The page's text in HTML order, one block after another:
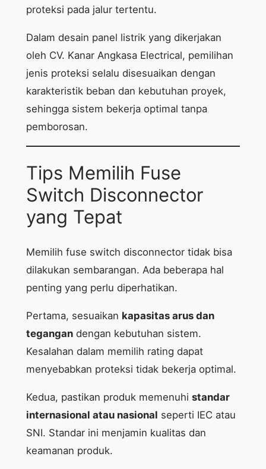
proteksi pada jalur tertentu.
Dalam desain panel listrik yang dikerjakan
oleh CV. Kanar Angkasa Electrical, pemilihan
jenis proteksi selalu disesuaikan dengan
karakteristik beban dan kebutuhan proyek,
sehingga sistem bekerja optimal tanpa
pemborosan.
Tips Memilih Fuse
Switch Disconnector
yang Tepat
Memilih fuse switch disconnector tidak bisa
dilakukan sembarangan. Ada beberapa hal
penting yang perlu diperhatikan.
Pertama, sesuaikan kapasitas arus dan
tegangandengan kebutuhan sistem.
Kesalahan dalam memilih rating dapat
menyebabkan proteksi tidak bekerja optimal.
Kedua, pastikan produk memenuhi standar
internasional atau nasional seperti IEC atau
SNI. Standar ini menjamin kualitas dan
keamanan produk.